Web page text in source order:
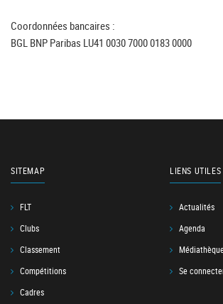
Coordonnées bancaires :
BGL BNP Paribas LU41 0030 7000 0183 0000
SITEMAP
FLT
Clubs
Classement
Compétitions
Cadres
LIENS UTILES
Actualités
Agenda
Se